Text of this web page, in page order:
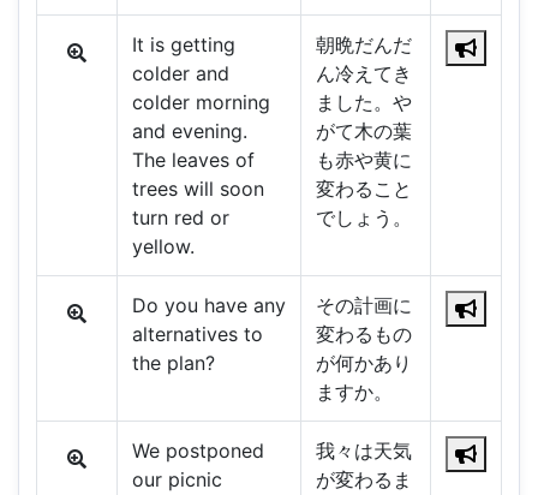
It is getting
colder and
colder morning
and evening.
The leaves of
trees will soon
turn red or
yellow.
朝晩だんだ
ん冷えてき
ました。や
がて木の葉
も赤や黄に
変わること
でしょう。
Do you have any
alternatives to
the plan?
その計画に
変わるもの
が何かあり
ますか。
We postponed
our picnic
我々は天気
が変わるま